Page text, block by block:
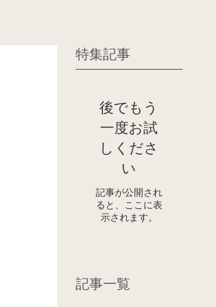
特集記事
後でもう
一度お試
しくださ
い
記事が公開され
ると、ここに表
示されます。
記事一覧